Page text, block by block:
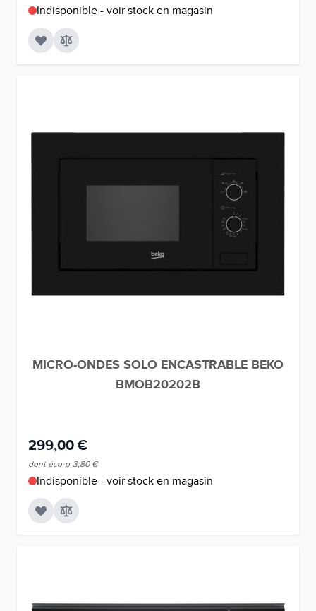
Indisponible - voir stock en magasin
MICRO-ONDES SOLO ENCASTRABLE BEKO
BMOB20202B
299,00 €
dont éco-p 3,80 €
Indisponible - voir stock en magasin